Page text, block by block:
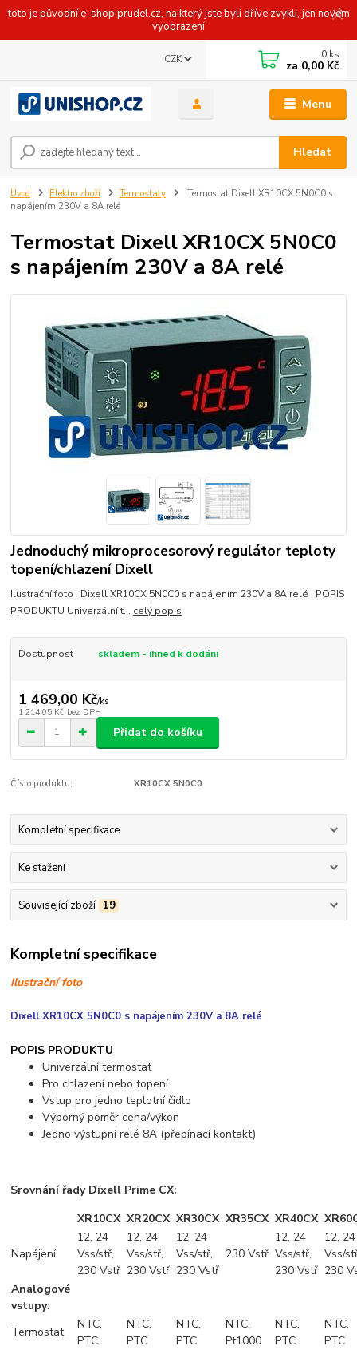
toto je původní e-shop prudel.cz, na který jste byli dříve zvykli, jen novém
vyobrazení
Menu
CZK
Hledat
0 ks
za 0,00 Kč
Úvod Elektro zboží Termostaty
Termostat Dixell XR10CX 5N0C0 s
napájením 230V a 8A relé
Termostat Dixell XR10CX 5N0C0
s napájením 230V a 8A relé
Jednoduchý mikroprocesorový regulátor teploty
topení/chlazení Dixell
Ilustrační foto Dixell XR10CX 5N0C0 s napájením 230V a 8A relé POPIS
PRODUKTU Univerzální t... celý popis
Dostupnost skladem - ihned k dodáni
1 469,00 Kč/ks
1 214,05 Kč bez DPH
Přidat do košíku
Číslo produktu: XR10CX 5N0C0
Kompletní specifikace
Ke stažení
Související zboží 19
Kompletní specifikace
Ilustrační foto
Dixell XR10CX 5N0C0 s napájením 230V a 8A relé
POPIS PRODUKTU
Univerzální termostat
Pro chlazení nebo topení
Vstup pro jedno teplotní čidlo
Výborný poměr cena/výkon
Jedno výstupní relé 8A (přepínací kontakt)
Srovnání řady Dixell Prime CX:
XR10CX XR20CX XR30CX XR35CX XR40CX
Napájení
12, 24
Vss/stř,
230 Vstř
12, 24
Vss/stř,
230 Vstř
12, 24
Vss/stř,
230 Vstř
230 Vstř
12, 24
Vss/stř,
230 Vstř
12, 24
Vss/
230
Analogové
vstupy:
Termostat
NTC,
PTC
NTC,
PTC
NTC,
PTC
NTC,
Pt1000
NTC,
PTC
NTC,
PTC